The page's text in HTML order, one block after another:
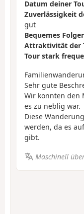
Datum deiner
Zuverlässigkeit
gut
Bequemes
Attraktivität der
Tour stark
Sehr gute
Wir konnten den
es zu neblig war.
Diese
werden, da es
gibt.
Maschinell